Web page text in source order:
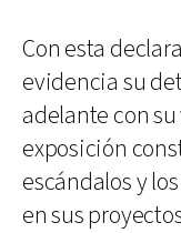
Con esta
evidencia su
adelante con
exposición
escándalos y
en sus